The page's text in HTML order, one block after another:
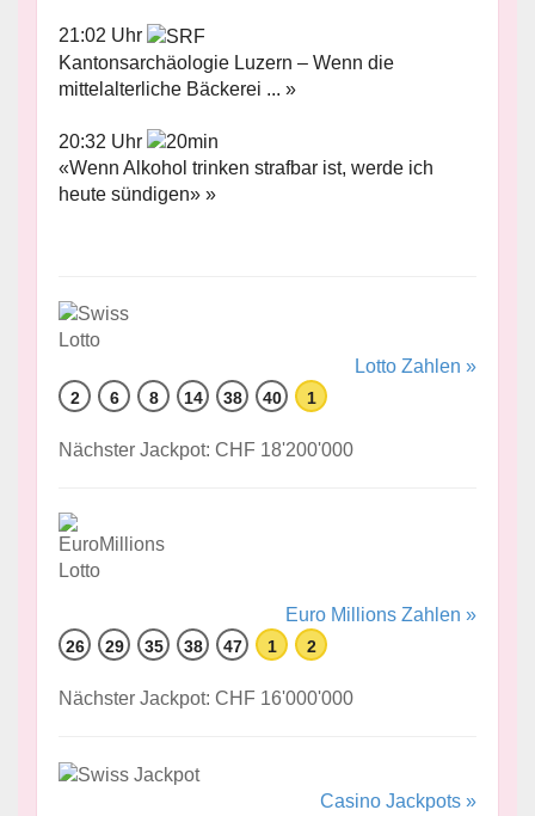
21:02 Uhr
Kantonsarchäologie Luzern – Wenn die
mittelalterliche Bäckerei ... »
20:32 Uhr
«Wenn Alkohol trinken strafbar ist, werde ich
heute sündigen» »
Lotto Zahlen »
2 6 8 14 38 40 1
Nächster Jackpot: CHF 18'200'000
Euro Millions Zahlen »
26 29 35 38 47 1 2
Nächster Jackpot: CHF 16'000'000
Casino Jackpots »